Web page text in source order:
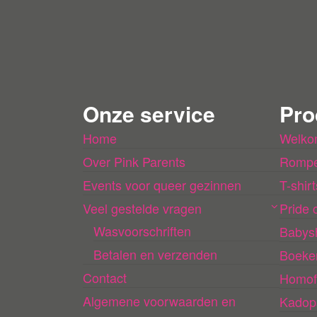
l
i
l
Onze service
Home
Over Pink Parents
Events voor queer gezinnen
Veel gestelde vragen
Wasvoorschriften
Betalen en verzenden
Contact
Algemene voorwaarden en
T-
Pride